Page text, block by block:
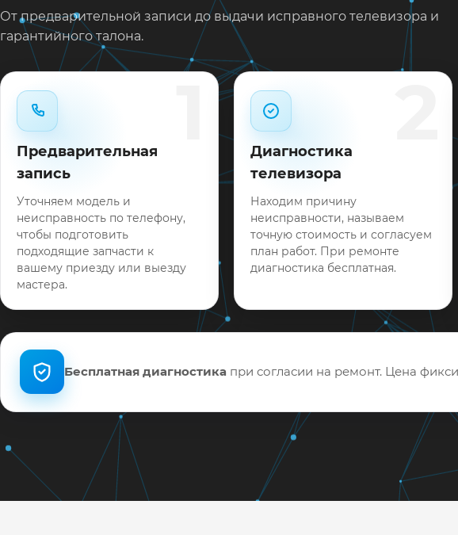
От предварительной записи до выдачи исправного телевизора и
гарантийного талона.
Предварительная
запись
Уточняем модель и
неисправность по телефону,
чтобы подготовить
подходящие запчасти к
вашему приезду или выезду
мастера.
Диагностика
телевизора
Находим причину
неисправности, называем
точную стоимость и согласуем
план работ. При ремонте
диагностика бесплатная.
Бесплатная диагностика при согласии на ремонт. Цена